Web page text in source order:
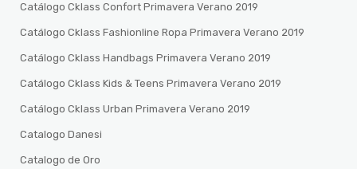
Catálogo Cklass Confort Primavera Verano 2019
Catálogo Cklass Fashionline Ropa Primavera Verano 2019
Catálogo Cklass Handbags Primavera Verano 2019
Catálogo Cklass Kids & Teens Primavera Verano 2019
Catálogo Cklass Urban Primavera Verano 2019
Catalogo Danesi
Catalogo de Oro